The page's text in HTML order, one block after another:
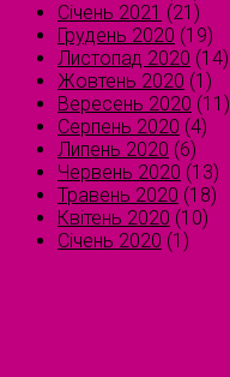
Січень 2021 (21)
Грудень 2020 (19)
Листопад 2020 (14)
Жовтень 2020 (1)
Вересень 2020 (11)
Серпень 2020 (4)
Липень 2020 (6)
Червень 2020 (13)
Травень 2020 (18)
Квітень 2020 (10)
Січень 2020 (1)